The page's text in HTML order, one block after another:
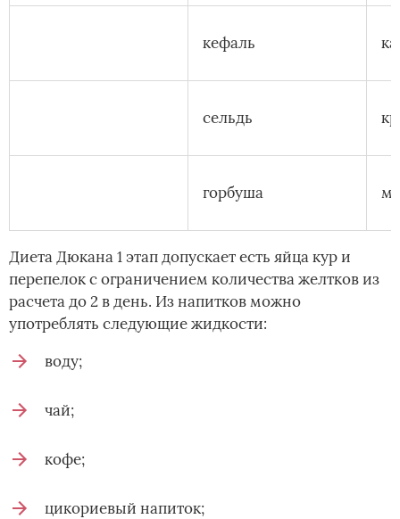
кефаль
сельдь
горбуша
Диета Дюкана 1 этап допускает есть яйца кур и
перепелок с ограничением количества желтков из
расчета до 2 в день. Из напитков можно
употреблять следующие жидкости:
воду;
чай;
кофе;
цикориевый напиток;